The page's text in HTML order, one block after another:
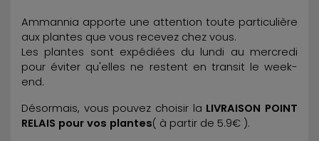
Ammannia apporte une attention toute particulière
aux plantes que vous recevez chez vous.
Les plantes sont expédiées du lundi au mercredi
pour éviter qu'elles ne restent en transit le week-
end.
Désormais, vous pouvez choisir la LIVRAISON POINT
RELAIS pour vos plantes( à partir de 5.9€ ).